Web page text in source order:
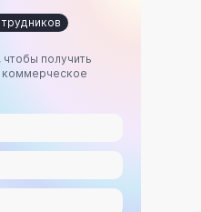
чтобы получить
коммерческое